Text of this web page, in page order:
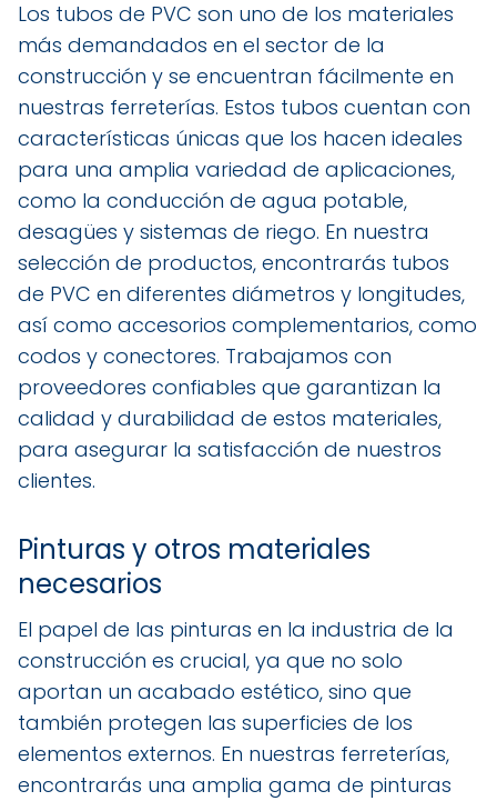
Los tubos de PVC son uno de los materiales
más demandados en el sector de la
construcción y se encuentran fácilmente en
nuestras ferreterías. Estos tubos cuentan con
características únicas que los hacen ideales
para una amplia variedad de aplicaciones,
como la conducción de agua potable,
desagües y sistemas de riego. En nuestra
selección de productos, encontrarás tubos
de PVC en diferentes diámetros y longitudes,
así como accesorios complementarios, como
codos y conectores. Trabajamos con
proveedores confiables que garantizan la
calidad y durabilidad de estos materiales,
para asegurar la satisfacción de nuestros
clientes.
Pinturas y otros materiales
necesarios
El papel de las pinturas en la industria de la
construcción es crucial, ya que no solo
aportan un acabado estético, sino que
también protegen las superficies de los
elementos externos. En nuestras ferreterías,
encontrarás una amplia gama de pinturas